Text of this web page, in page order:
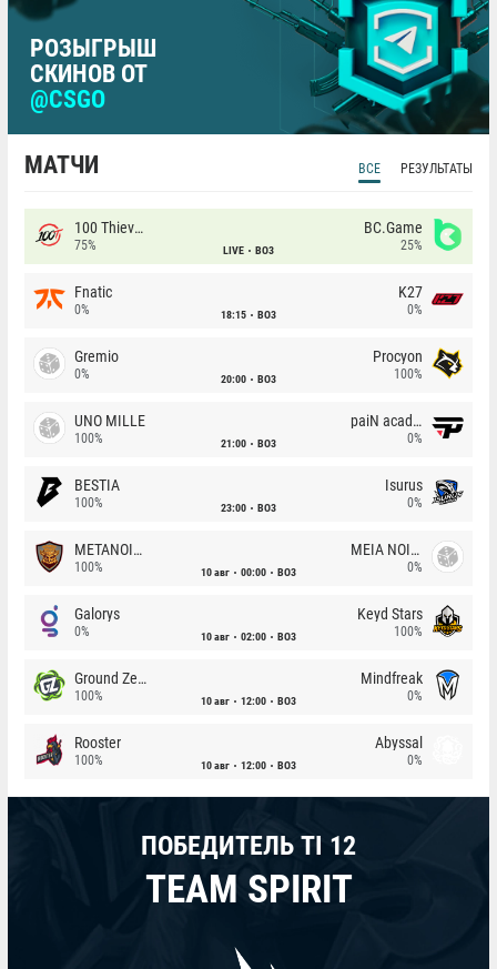
РОЗЫГРЫШ
СКИНОВ ОТ
@CSGO
МАТЧИ ВСЕ РЕЗУЛЬТАТЫ
100 Thieves
75% LIVE BO3
BC.Game
25%
Fnatic
0% 18:15 BO3
K27
0%
Gremio
0% 20:00 BO3
Procyon
100%
UNO MILLE
100% 21:00 BO3
paiN academy
0%
BESTIA
100% 23:00 BO3
Isurus
0%
METANOIA Wolves
100% 10 авг 00:00 BO3
MEIA NOITE
0%
Galorys
0% 10 авг 02:00 BO3
Keyd Stars
100%
Ground Zero
100% 10 авг 12:00 BO3
Mindfreak
0%
Rooster
100% 10 авг 12:00 BO3
Abyssal
0%
ПОБЕДИТЕЛЬ TI 12
TEAM SPIRIT